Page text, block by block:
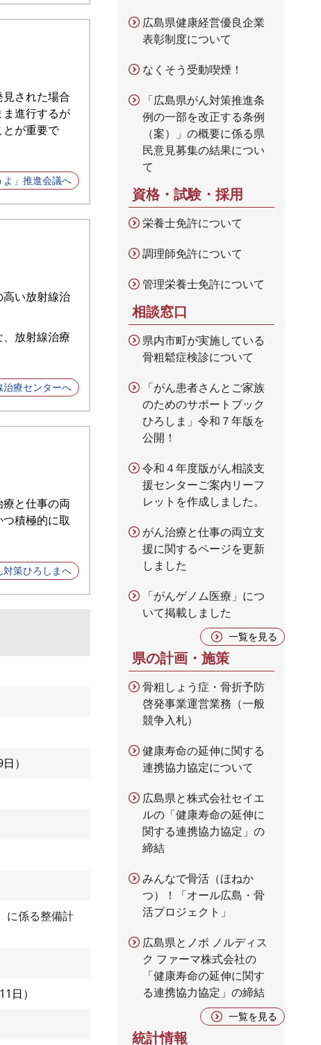
された場合
進行するが
とが重要で
よ」推進会議へ
い放射線治
放射線治療
治療センターへ
と仕事の両
積極的に取
策ひろしまへ
に係る整備計
日
広島県健康経営優良企業
表彰制度について
なくそう受動喫煙！
「広島県がん対策推進条
例の一部を改正する条例
（案）」の概要に係る県
民意見募集の結果につい
て
資格・試験・採用
栄養士免許について
調理師免許について
管理栄養士免許について
相談窓口
県内市町が実施している
骨粗鬆症検診について
「がん患者さんとご家族
のためのサポートブック
ひろしま」令和７年版を
公開！
令和４年度版がん相談支
援センターご案内リーフ
レットを作成しました。
がん治療と仕事の両立支
援に関するページを更新
しました
「がんゲノム医療」につ
いて掲載しました
一覧を見る
県の計画・施策
骨粗しょう症・骨折予防
啓発事業運営業務（一般
競争入札）
健康寿命の延伸に関する
連携協力協定について
広島県と株式会社セイエ
ルの「健康寿命の延伸に
関する連携協力協定」の
締結
みんなで骨活（ほねか
つ）！「オール広島・骨
活プロジェクト」
広島県とノボ ノルディス
ク ファーマ株式会社の
「健康寿命の延伸に関す
る連携協力協定」の締結
一覧を見る
統計情報